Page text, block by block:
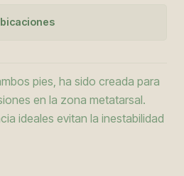
pies, ha sido creada para
en la zona metatarsal.
ideales evitan la inestabilidad